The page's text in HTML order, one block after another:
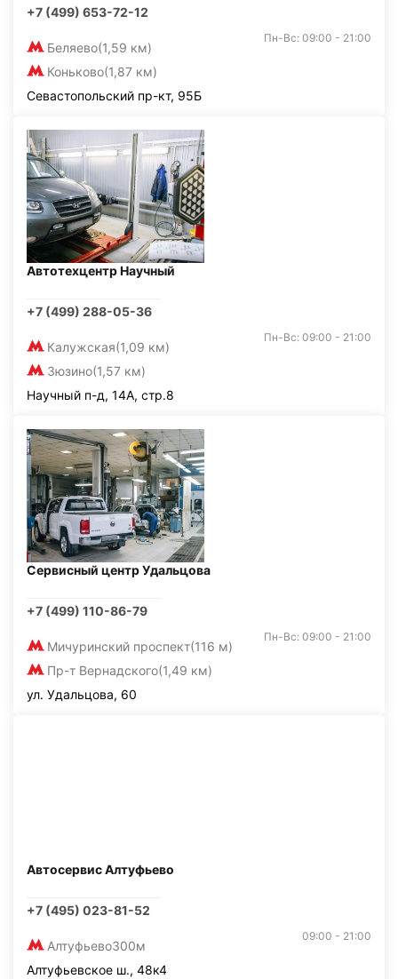
+7 (499) 653-72-12
Беляево(1,59 км)
Коньково(1,87 км)
Пн-Вс: 09:00 - 21:00
Севастопольский пр-кт, 95Б
Автотехцентр Научный
+7 (499) 288-05-36
Калужская(1,09 км)
Зюзино(1,57 км)
Пн-Вс: 09:00 - 21:00
Научный п-д, 14А, стр.8
Сервисный центр Удальцова
+7 (499) 110-86-79
Мичуринский проспект(116 м)
Пр-т Вернадского(1,49 км)
Пн-Вс: 09:00 - 21:00
ул. Удальцова, 60
Автосервис Алтуфьево
+7 (495) 023-81-52
Алтуфьево300м
09:00 - 21:00
Алтуфьевское ш., 48к4